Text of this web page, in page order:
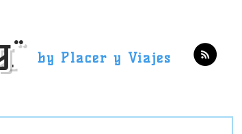
¨ by Placer y Viajes